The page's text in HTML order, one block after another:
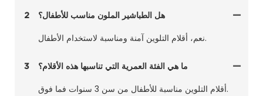
2 هل الطباشير الملون مناسب للأطفال؟
نعم، أقلام التلوين آمنة ومناسبة لاستخدام الأطفال.
3 ما هي الفئة العمرية التي تناسبها هذه الأقلام؟
أقلام التلوين مناسبة للأطفال من سن 3 سنوات فما فوق.